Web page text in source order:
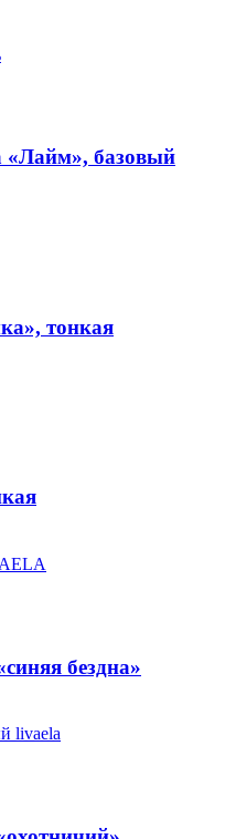
базовый
тонкая
бездна»